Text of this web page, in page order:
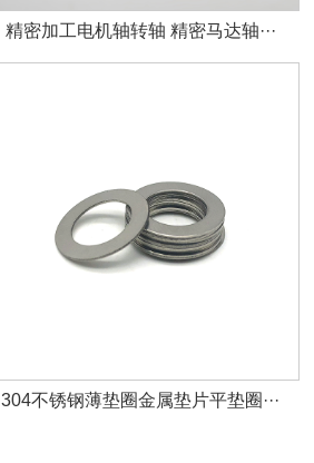
精密加工电机轴转轴 精密马达轴···
304不锈钢薄垫圈金属垫片平垫圈···